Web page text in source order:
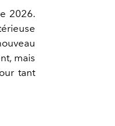
2026.
mais
tant